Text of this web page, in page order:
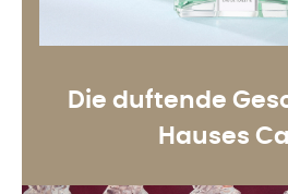
Die duftende
Hauses